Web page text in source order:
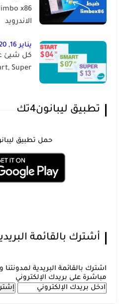
الاندرويد
يناير 16, 2020
Super
تطبيق ليبانون4تك
حمل تطبيق
أشترك بالقائمة
اشترك بالقائمة البريدية
مباشرة على بريدك الإلكتروني